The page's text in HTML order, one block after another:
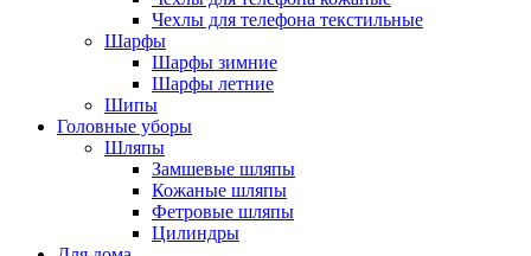
Чехлы для телефона текстильные
Шарфы
Шарфы зимние
Шарфы летние
Шипы
Головные уборы
Шляпы
Замшевые шляпы
Кожаные шляпы
Фетровые шляпы
Цилиндры